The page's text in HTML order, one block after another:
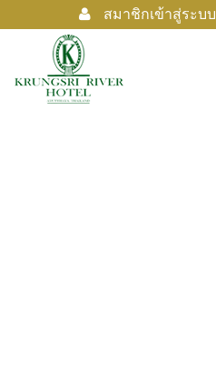
สมาชิกเข้าสู่ระบบ